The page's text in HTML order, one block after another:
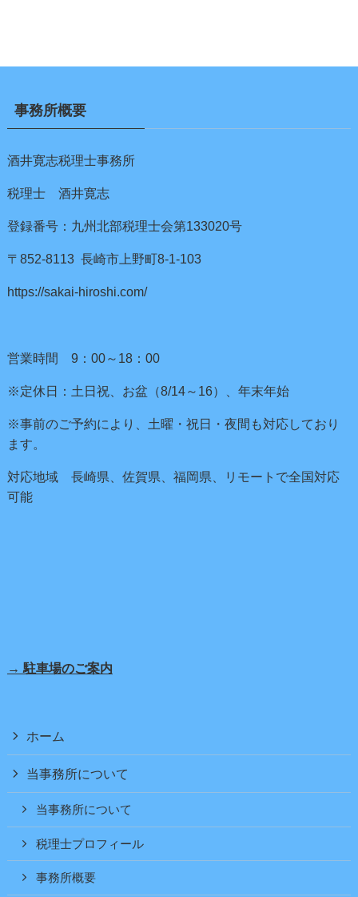
事務所概要
酒井寛志税理士事務所
税理士 酒井寛志
登録番号：九州北部税理士会第133020号
〒852-8113 長崎市上野町8-1-103
https://sakai-hiroshi.com/
営業時間 9：00～18：00
※定休日：土日祝、お盆（8/14～16）、年末年始
※事前のご予約により、土曜・祝日・夜間も対応しており
ます。
対応地域 長崎県、佐賀県、福岡県、リモートで全国対応
可能
→ 駐車場のご案内
ホーム
当事務所について
当事務所について
税理士プロフィール
事務所概要